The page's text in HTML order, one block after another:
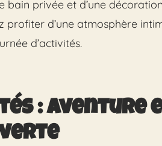
bain privée et d’une
profiter d’une atmosphère
d’activités.
: Aventure